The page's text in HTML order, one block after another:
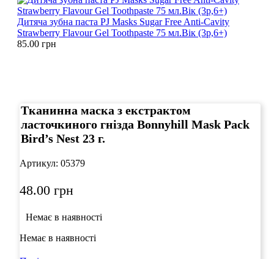
Дитяча зубна паста PJ Masks Sugar Free Anti-Cavity
Strawberry Flavour Gel Toothpaste 75 мл.Вік (3р,6+)
85.00 грн
Тканинна маска з екстрактом
ласточкиного гнізда Bonnyhill Mask Pack
Bird’s Nest 23 г.
Артикул: 05379
48.00 грн
Немає в наявності
Немає в наявності